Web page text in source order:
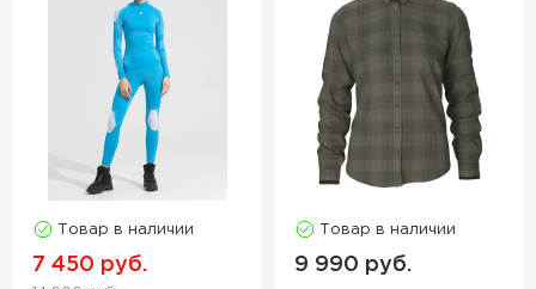
Товар в наличии
7 450 руб.
Товар в наличии
9 990 руб.